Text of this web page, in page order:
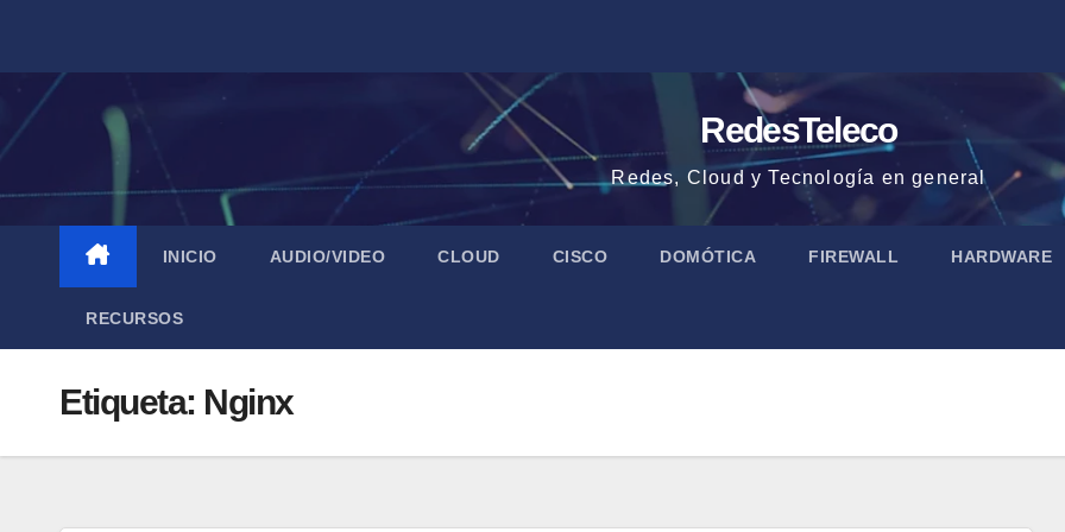
contenido
RedesTeleco
Redes, Cloud y Tecnología en general
INICIO AUDIO/VIDEO CLOUD CISCO DOMÓTICA FIREWALL HARDWARE
RECURSOS
Etiqueta: Nginx